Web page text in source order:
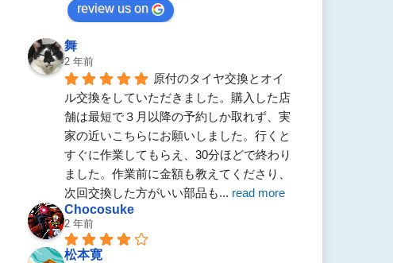
review us on
舞
2 年前
原付のタイヤ交換とオイ
ル交換をしていただきました。購入した店
舗は最短で３月以降の予約しか取れず、実
家の近いこちらにお願いしました。行くと
すぐに作業してもらえ、30分ほどで終わり
ました。作業前に金額も教えてくださり、
次回交換した方がいい部品も... read more
Chocosuke
2 年前
松本寛